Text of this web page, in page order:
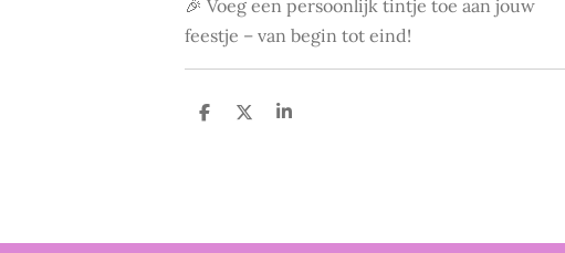
🎉 Voeg een persoonlijk tintje toe aan jouw
feestje – van begin tot eind!
D
D
S